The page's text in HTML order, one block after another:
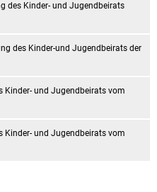
des Kinder- und Jugendbeirats
des Kinder-und Jugendbeirats der
Kinder- und Jugendbeirats vom
Kinder- und Jugendbeirats vom